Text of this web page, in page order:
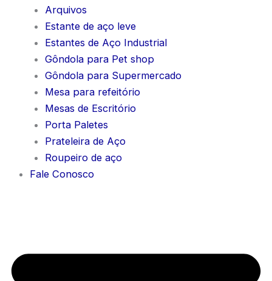
Arquivos
Estante de aço leve
Estantes de Aço Industrial
Gôndola para Pet shop
Gôndola para Supermercado
Mesa para refeitório
Mesas de Escritório
Porta Paletes
Prateleira de Aço
Roupeiro de aço
Fale Conosco